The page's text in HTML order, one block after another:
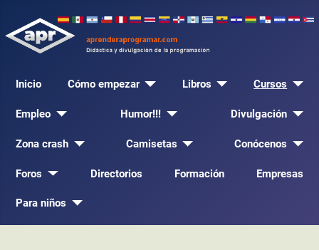
Inicio Cómo empezar Libros Cursos
Empleo Humor!!! Divulgación
Zona crash Camisetas Conócenos
Foros Directorios Formación Empresas
Para niños